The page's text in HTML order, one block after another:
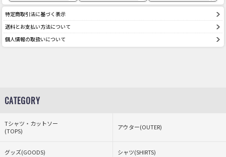
特定商取引法に基づく表示
送料とお支払い方法について
個人情報の取扱いについて
CATEGORY
Tシャツ・カットソー
(TOPS)
アウター(OUTER)
グッズ(GOODS) シャツ(SHIRTS)